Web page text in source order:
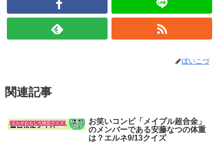
ぽいこづ
関連記事
エルネおもしろ検定クイズ
お笑いコンビ「メイプル超合金」
のメンバーである安藤なつの体重
は？エルネ9/13クイズ